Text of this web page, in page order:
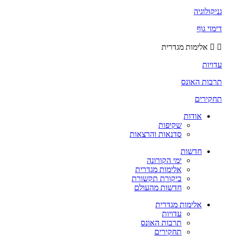
גניקולוגיה
דימוי גוף
אלימות מגדרית
עדויות
תרבות האונס
תחקירים
אודות
שקיפות
סדנאות והרצאות
חדשות
ימי הקורונה
אלימות מגדרית
ביקורת תקשורת
חדשות מהעולם
אלימות מגדרית
עדויות
תרבות האונס
תחקירים